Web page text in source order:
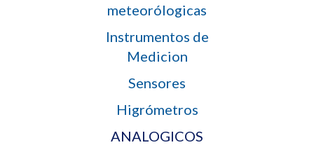
meteorólogicas
Instrumentos de
Medicion
Sensores
Higrómetros
ANALOGICOS